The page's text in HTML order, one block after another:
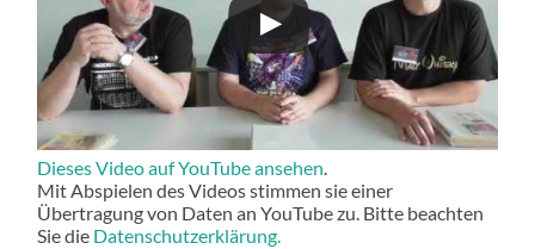
Dieses Video auf YouTube ansehen.
Mit Abspielen des Videos stimmen sie einer
Übertragung von Daten an YouTube zu. Bitte beachten
Sie die Datenschutzerklärung.